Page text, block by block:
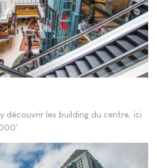
découvrir les building du centre, ici